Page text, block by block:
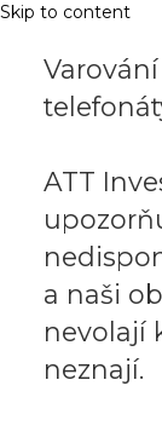
Skip to content
ATT
a naši
nevolají
neznají.